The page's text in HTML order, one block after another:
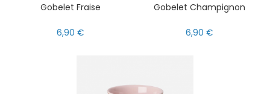
Gobelet Fraise
6,90 €
Gobelet Champignon
6,90 €